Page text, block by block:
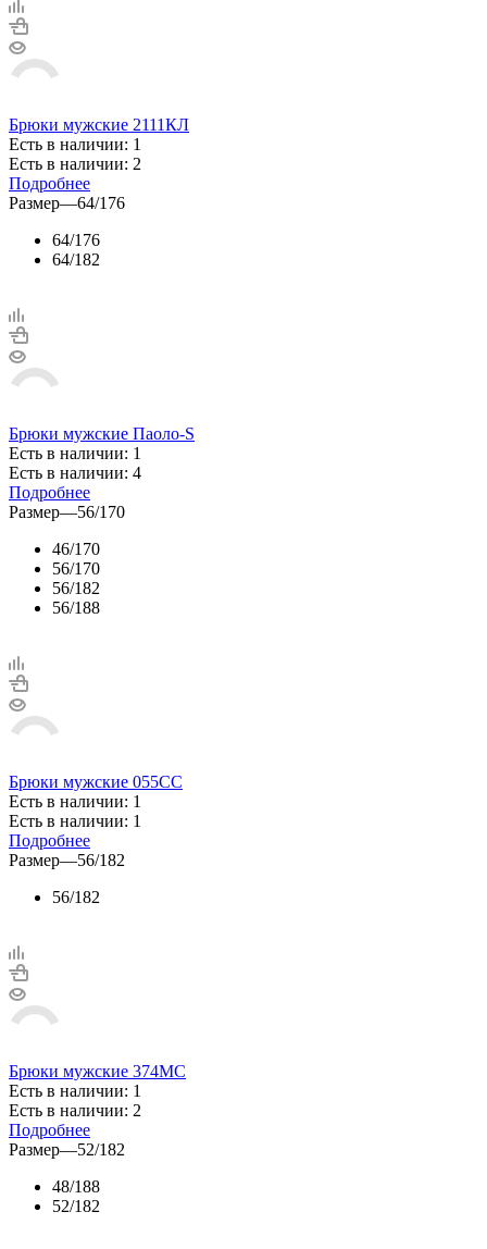
Брюки мужские 2111КЛ
Есть в наличии: 1
Есть в наличии: 2
Подробнее
Размер—64/176
64/176
64/182
Брюки мужские Паоло-S
Есть в наличии: 1
Есть в наличии: 4
Подробнее
Размер—56/170
46/170
56/170
56/182
56/188
Брюки мужские 055СС
Есть в наличии: 1
Есть в наличии: 1
Подробнее
Размер—56/182
56/182
Брюки мужские 374МС
Есть в наличии: 1
Есть в наличии: 2
Подробнее
Размер—52/182
48/188
52/182